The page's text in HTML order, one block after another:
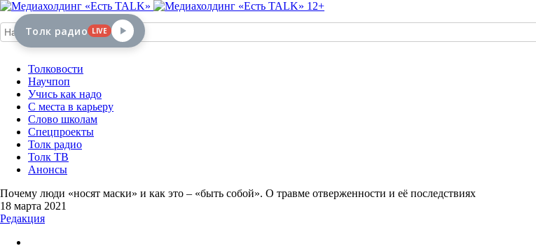
12+
Толковости
Научпоп
Учись как надо
С места в карьеру
Слово школам
Спецпроекты
Толк радио
Толк ТВ
Анонсы
Почему люди «носят маски» и как это – «быть собой». О травме отверженности и её последствиях
18 марта 2021
Редакция
Толк радио LIVE